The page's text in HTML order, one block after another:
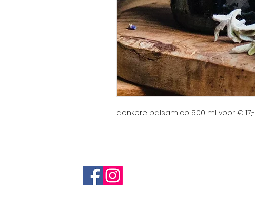
donkere balsamico 500 ml voor € 17,-